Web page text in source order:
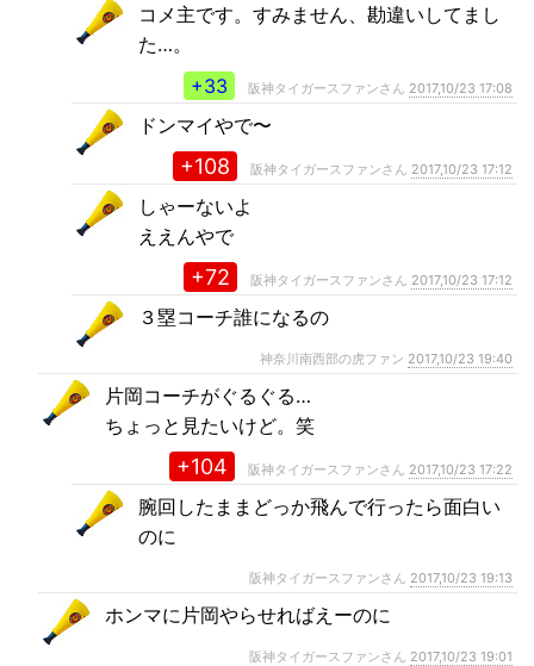
コメ主です。すみません、勘違いしてまし
た…。
+33
阪神タイガースファンさん 2017,10/23 17:08
ドンマイやで〜
+108 阪神タイガースファンさん 2017,10/23 17:12
しゃーないよ
ええんやで
+72 阪神タイガースファンさん 2017,10/23 17:12
３塁コーチ誰になるの
神奈川南西部の虎ファン 2017,10/23 19:40
片岡コーチがぐるぐる…
ちょっと見たいけど。笑
+104 阪神タイガースファンさん 2017,10/23 17:22
腕回したままどっか飛んで行ったら面白い
のに
阪神タイガースファンさん 2017,10/23 19:13
ホンマに片岡やらせればえーのに
阪神タイガースファンさん 2017,10/23 19:01